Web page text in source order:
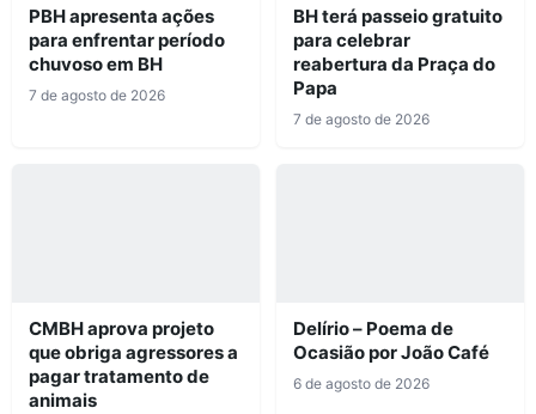
PBH apresenta ações
para enfrentar período
chuvoso em BH
7 de agosto de 2026
BH terá passeio gratuito
para celebrar
reabertura da Praça do
Papa
7 de agosto de 2026
CMBH aprova projeto
que obriga agressores a
pagar tratamento de
animais
Delírio – Poema de
Ocasião por João Café
6 de agosto de 2026